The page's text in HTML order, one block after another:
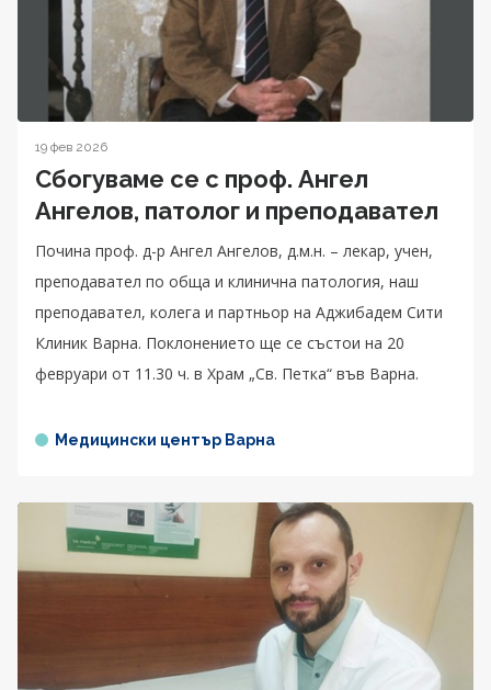
19 фев 2026
Сбогуваме се с проф. Ангел
Ангелов, патолог и преподавател
Почина проф. д-р Ангел Ангелов, д.м.н. – лекар, учен,
преподавател по обща и клинична патология, наш
преподавател, колега и партньор на Аджибадем Сити
Клиник Варна. Поклонението ще се състои на 20
февруари от 11.30 ч. в Храм „Св. Петка“ във Варна.
Медицински център Варна